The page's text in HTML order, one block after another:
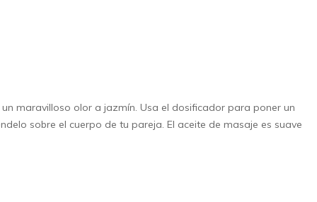
maravilloso olor a jazmín. Usa el dosificador para poner un
sobre el cuerpo de tu pareja. El aceite de masaje es suave